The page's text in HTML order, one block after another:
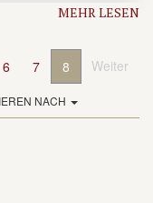
MEHR LESEN
6 7 8 Weiter
NACH